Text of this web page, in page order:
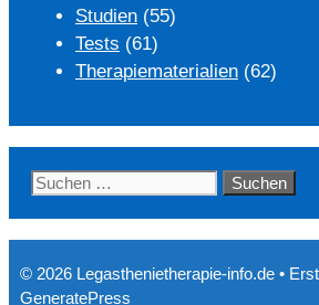
Studien (55)
Tests (61)
Therapiematerialien (62)
Suchen
© 2026 Legasthenietherapie-info.de •
GeneratePress